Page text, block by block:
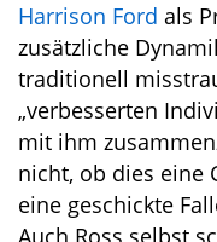
Harrison Ford als
zusätzliche
traditionell
„verbesserten
mit ihm
nicht, ob dies eine
eine geschickte